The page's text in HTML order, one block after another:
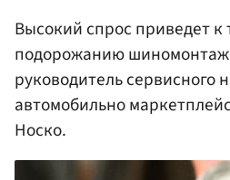
Высокий спрос приведет
подорожанию
руководитель сервисного
автомобильно
Носко.